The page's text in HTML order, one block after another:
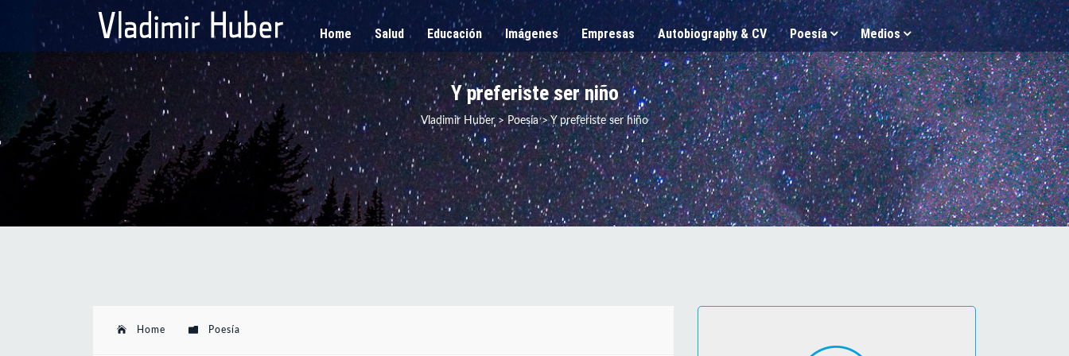
Home Salud Educación Imágenes Empresas Autobiography & CV Poesía Medios
Y preferiste ser niño
Vladimir Huber> Poesía>Y preferiste ser niño
Home Poesía